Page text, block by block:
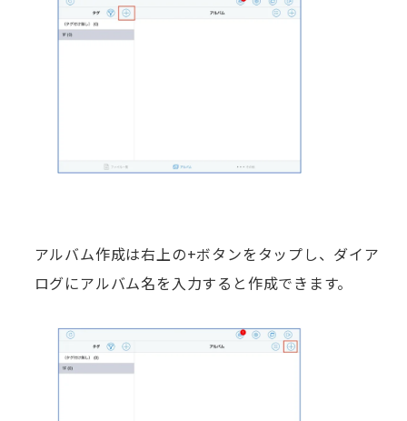
アルバム作成は右上の+ボタンをタップし、ダイア
ログにアルバム名を入力すると作成できます。